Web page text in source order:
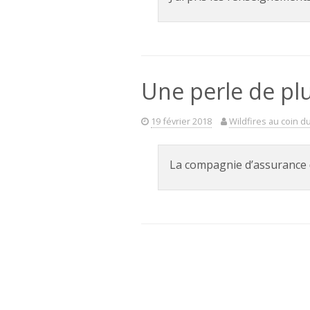
Une perle de
19 février 2018 Wildfires au coin
La compagnie